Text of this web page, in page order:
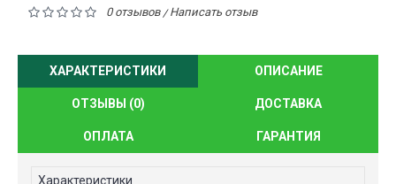
0 отзывов/Написать отзыв
ХАРАКТЕРИСТИКИ ОПИСАНИЕ
ОТЗЫВЫ (0) ДОСТАВКА
ОПЛАТА ГАРАНТИЯ
Характеристики